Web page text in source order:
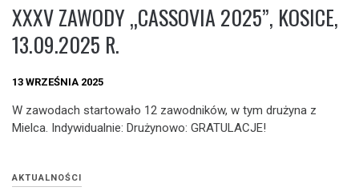
XXXV ZAWODY „CASSOVIA 2025”, KOSICE,
13.09.2025 R.
13 WRZEŚNIA 2025
W zawodach startowało 12 zawodników, w tym drużyna z
Mielca. Indywidualnie: Drużynowo: GRATULACJE!
AKTUALNOŚCI